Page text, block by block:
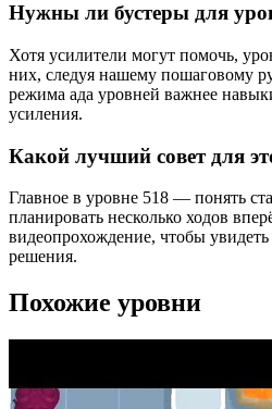
Нужны ли бустеры для
Хотя усилители могут помочь,
них, следуя нашему пошаговому
режима ада уровней важнее
усиления.
Какой лучший совет для
Главное в уровне 518 — понять
планировать несколько ходов
видеопрохождение, чтобы
решения.
Похожие уровни